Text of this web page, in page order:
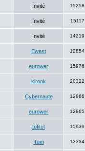
Invité 15258
Invité 15117
Invité 14219
Ewest 12854
eurower 15976
kironk 20322
Cybernaute 12866
eurower 12865
tofitof 15939
Tom 13334